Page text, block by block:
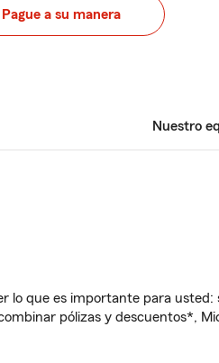
Pague a su manera
Nuestro
lo que es importante para usted:
pólizas y descuentos*,